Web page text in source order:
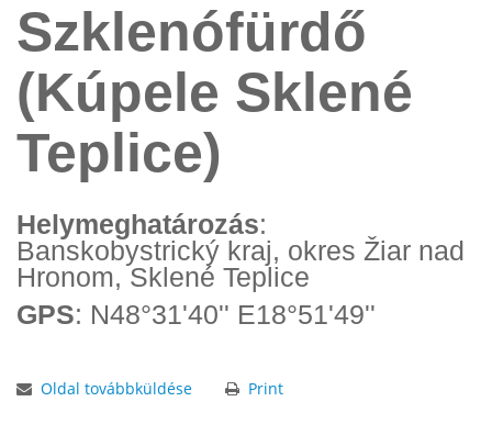
Szklenófürdő
(Kúpele Sklené
Teplice)
Helymeghatározás:
Banskobystrický kraj, okres Žiar nad
Hronom, Sklené Teplice
GPS: N48°31'40'' E18°51'49''
Oldal továbbküldése Print